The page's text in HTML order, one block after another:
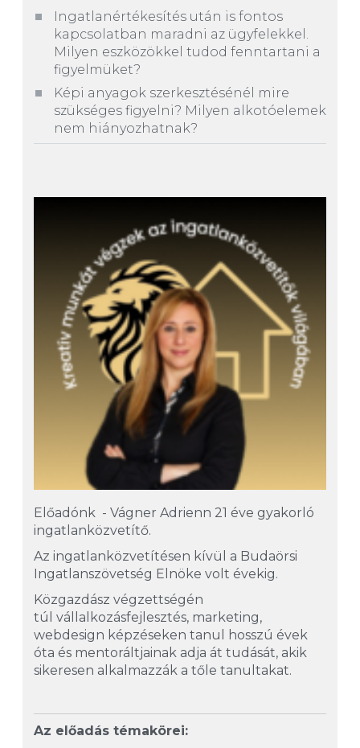
Ingatlanértékesítés után is fontos
kapcsolatban maradni az ügyfelekkel.
Milyen eszközökkel tudod fenntartani a
figyelmüket?
Képi anyagok szerkesztésénél mire
szükséges figyelni? Milyen alkotóelemek
nem hiányozhatnak?
Előadónk - Vágner Adrienn 21 éve gyakorló
ingatlanközvetítő.
Az ingatlanközvetítésen kívül a Budaörsi
Ingatlanszövetség Elnöke volt évekig.
Közgazdász végzettségén
túl vállalkozásfejlesztés, marketing,
webdesign képzéseken tanul hosszú évek
óta és mentoráltjainak adja át tudását, akik
sikeresen alkalmazzák a tőle tanultakat.
Az előadás témakörei: